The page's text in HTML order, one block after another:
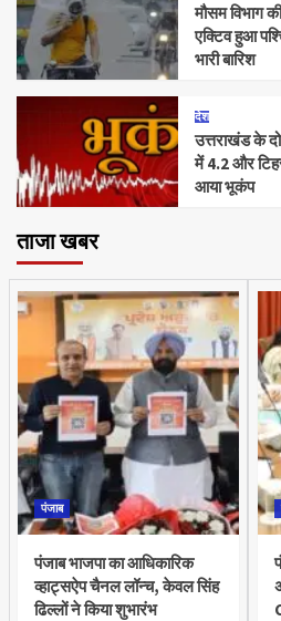
मौसम विभाग
एक्टिव हुआ
भारी बारिश
देश
उत्तराखंड के
में 4.2 और
आया भूकंप
ताजा खबर
पंजाब
पंजाब भाजपा का आधिकारिक
व्हाट्सऐप चैनल लॉन्च, केवल सिंह
ढिल्लों ने किया शुभारंभ